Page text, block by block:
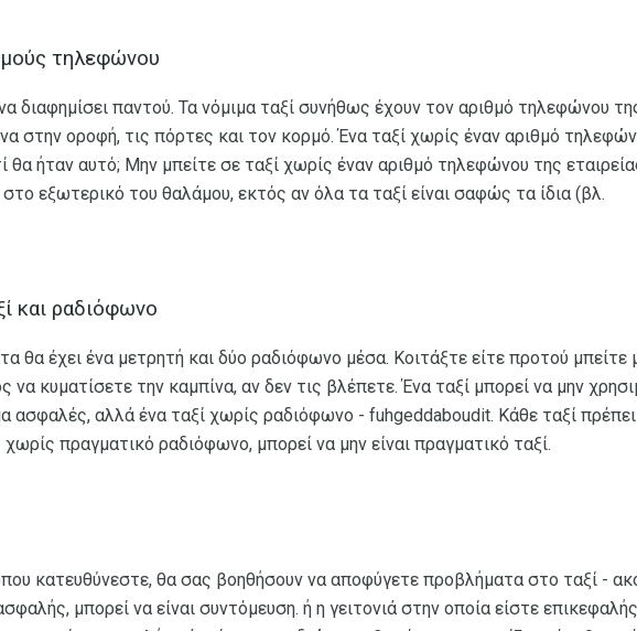
τηλεφώνου
διαφημίσει παντού. Τα νόμιμα ταξί συνήθως έχουν τον αριθμό τηλεφώνου
στην οροφή, τις πόρτες και τον κορμό. Ένα ταξί χωρίς έναν αριθμό
θα ήταν αυτό; Μην μπείτε σε ταξί χωρίς έναν αριθμό τηλεφώνου της
εξωτερικό του θαλάμου, εκτός αν όλα τα ταξί είναι σαφώς τα ίδια (βλ.
και ραδιόφωνο
θα έχει ένα μετρητή και δύο ραδιόφωνο μέσα. Κοιτάξτε είτε προτού μπείτε
να κυματίσετε την καμπίνα, αν δεν τις βλέπετε. Ένα ταξί μπορεί να μην
ασφαλές, αλλά ένα ταξί χωρίς ραδιόφωνο - fuhgeddaboudit. Κάθε ταξί
πραγματικό ραδιόφωνο, μπορεί να μην είναι πραγματικό ταξί.
κατευθύνεστε, θα σας βοηθήσουν να αποφύγετε προβλήματα στο ταξί -
μπορεί να είναι συντόμευση. ή η γειτονιά στην οποία είστε επικεφαλής